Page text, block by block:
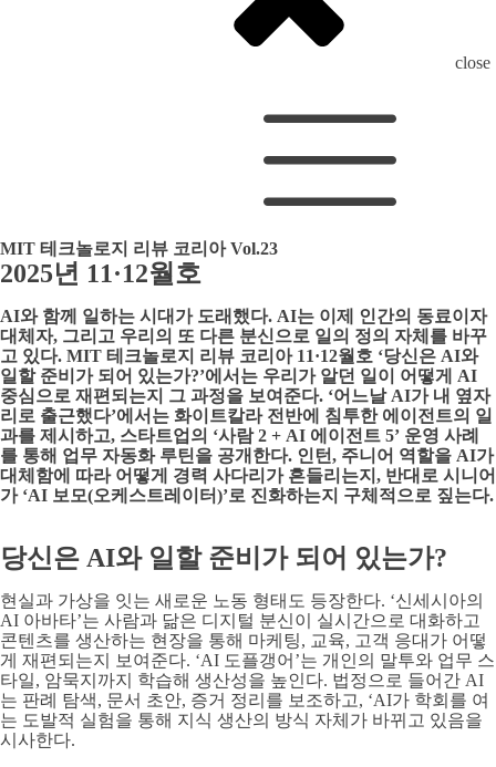
close
MIT 테크놀로지 리뷰 코리아 Vol.23
2025년 11·12월호
AI와 함께 일하는 시대가 도래했다. AI는 이제 인간의 동료이자
대체자, 그리고 우리의 또 다른 분신으로 일의 정의 자체를 바꾸
고 있다. MIT 테크놀로지 리뷰 코리아 11·12월호 ‘당신은 AI와
일할 준비가 되어 있는가?’에서는 우리가 알던 일이 어떻게 AI
중심으로 재편되는지 그 과정을 보여준다. ‘어느날 AI가 내 옆자
리로 출근했다’에서는 화이트칼라 전반에 침투한 에이전트의 일
과를 제시하고, 스타트업의 ‘사람 2 + AI 에이전트 5’ 운영 사례
를 통해 업무 자동화 루틴을 공개한다. 인턴, 주니어 역할을 AI가
대체함에 따라 어떻게 경력 사다리가 흔들리는지, 반대로 시니어
가 ‘AI 보모(오케스트레이터)’로 진화하는지 구체적으로 짚는다.
당신은 AI와 일할 준비가 되어 있는가?
현실과 가상을 잇는 새로운 노동 형태도 등장한다. ‘신세시아의
AI 아바타’는 사람과 닮은 디지털 분신이 실시간으로 대화하고
콘텐츠를 생산하는 현장을 통해 마케팅, 교육, 고객 응대가 어떻
게 재편되는지 보여준다. ‘AI 도플갱어’는 개인의 말투와 업무 스
타일, 암묵지까지 학습해 생산성을 높인다. 법정으로 들어간 AI
는 판례 탐색, 문서 초안, 증거 정리를 보조하고, ‘AI가 학회를 여
는 도발적 실험을 통해 지식 생산의 방식 자체가 바뀌고 있음을
시사한다.